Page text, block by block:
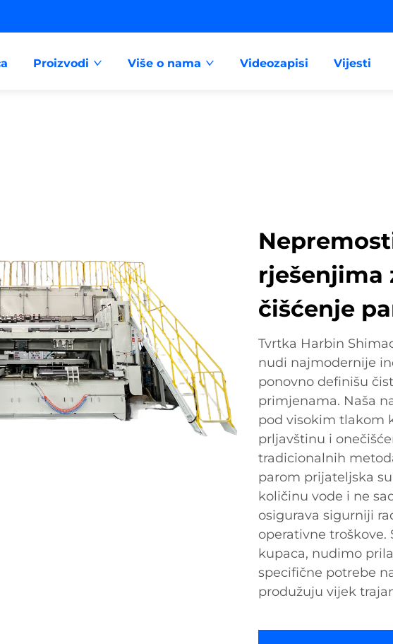
Proizvodi Više o nama Videozapisi Vijesti
rješenjima
čišćenje
Tvrtka Harbin
nudi najmodernije
ponovno definišu
primjenama. Naša
pod visokim tlakom
prljavštinu i
tradicionalnih
parom prijateljska
količinu vode i ne
osigurava sigurniji
operativne troškove.
kupaca, nudimo
specifične potrebe
produžuju vijek